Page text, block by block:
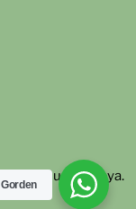
Mustika Jaya.